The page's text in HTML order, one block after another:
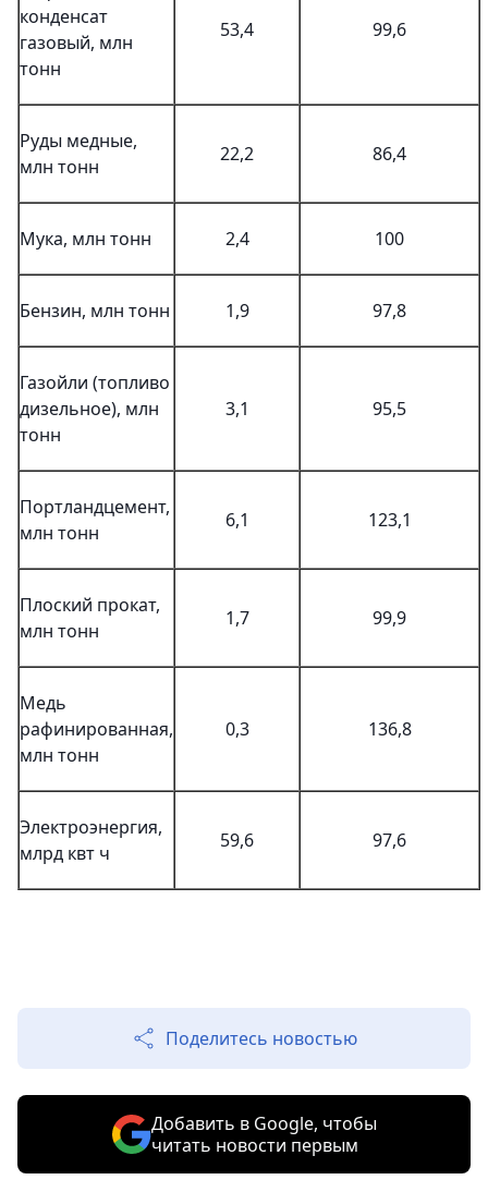
конденсат
газовый, млн
тонн
53,4 99,6
Руды медные,
млн тонн
22,2 86,4
Мука, млн тонн 2,4 100
Бензин, млн тонн 1,9 97,8
Газойли (топливо
дизельное), млн
тонн
3,1 95,5
Портландцемент,
млн тонн
6,1 123,1
Плоский прокат,
млн тонн
1,7 99,9
Медь
рафинированная,
млн тонн
0,3 136,8
Электроэнергия,
млрд квт ч
59,6 97,6
Поделитесь новостью
Добавить в Google, чтобы
читать новости первым